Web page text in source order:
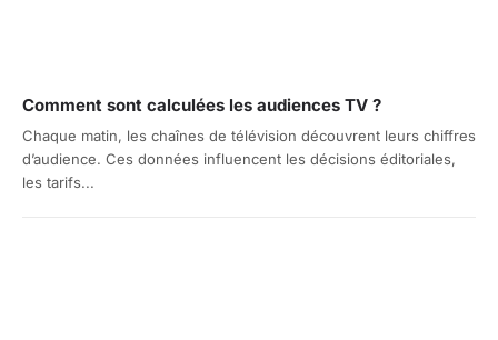
Comment sont calculées les audiences TV ?
Chaque matin, les chaînes de télévision découvrent leurs chiffres
d’audience. Ces données influencent les décisions éditoriales,
les tarifs...